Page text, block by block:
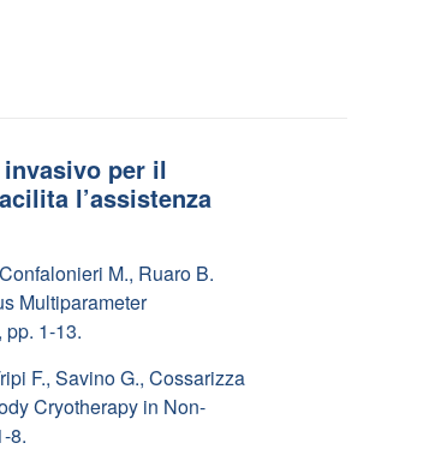
per il
l’assistenza
M., Ruaro B.
Multiparameter
pp. 1-13.
F., Savino G., Cossarizza
Cryotherapy in Non-
8.